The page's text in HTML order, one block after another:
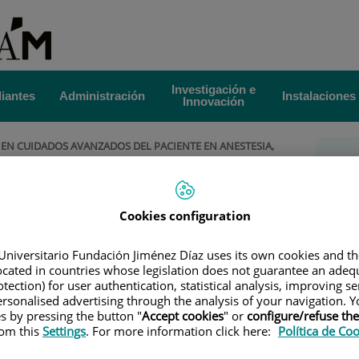
Administración
Investigación e
Innovación
Instalaciones
CUIDADOS AVANZADOS DEL PACIENTE EN ANESTESIA,
Directores
Cookies configuration
Fundación Jiménez Díaz uses its own cookies and
in countries whose legislation does not guarantee an
for user authentication, statistical analysis, improving
advertising through the analysis of your navigation.
by pressing the button "Accept cookies" or configure/refuse
thisSettings. For more information click here: Política de